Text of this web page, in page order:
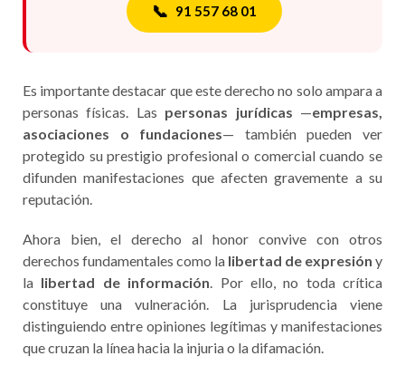
📞 91 557 68 01
Es importante destacar que este derecho no solo ampara a
personas físicas. Las personas jurídicas —empresas,
asociaciones o fundaciones— también pueden ver
protegido su prestigio profesional o comercial cuando se
difunden manifestaciones que afecten gravemente a su
reputación.
Ahora bien, el derecho al honor convive con otros
derechos fundamentales como la libertad de expresión y
la libertad de información. Por ello, no toda crítica
constituye una vulneración. La jurisprudencia viene
distinguiendo entre opiniones legítimas y manifestaciones
que cruzan la línea hacia la injuria o la difamación.